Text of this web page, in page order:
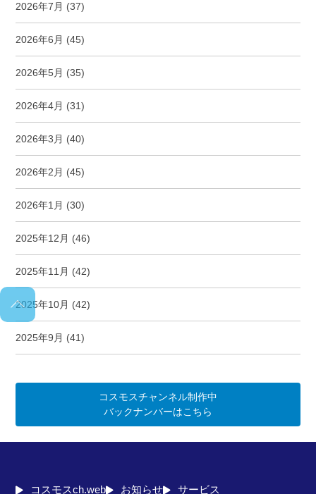
2026年7月 (37)
2026年6月 (45)
2026年5月 (35)
2026年4月 (31)
2026年3月 (40)
2026年2月 (45)
2026年1月 (30)
2025年12月 (46)
2025年11月 (42)
2025年10月 (42)
2025年9月 (41)
コスモスチャンネル制作中
バックナンバーはこちら
コスモスch.web お知らせ サービス